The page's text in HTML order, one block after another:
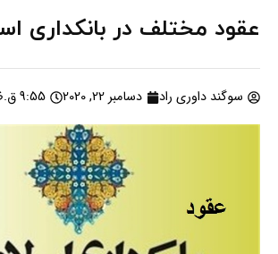
عقود مختلف در بانكداری
سوگند داوری راد دسامبر 22, 2020 9:55 ق.ظ